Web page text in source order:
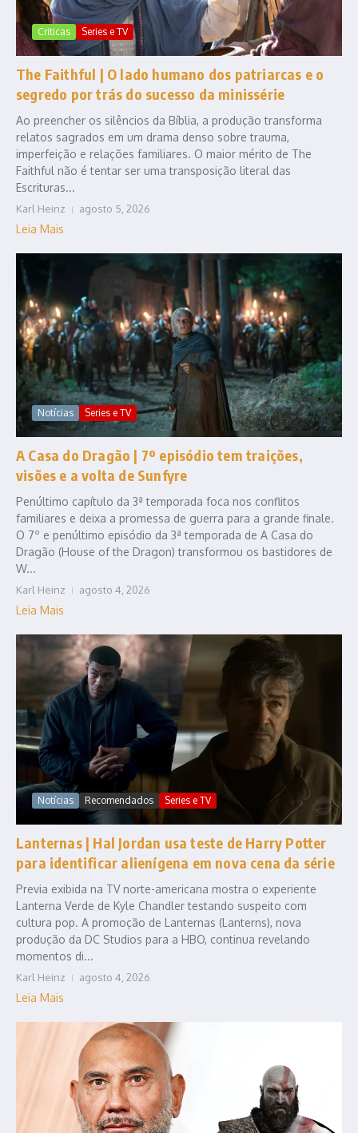
Criticas Series e TV
The Faithful | O lado humano dos patriarcas e o
segredo por trás do sucesso da minissérie
Ao preencher os silêncios da Bíblia, a produção transforma
relatos sagrados em um drama denso sobre trauma,
imperfeição e relações familiares. O maior mérito de The
Faithful não é tentar ser uma transposição literal das
Escrituras...
Karl Heinz agosto 5, 2026
Leia Mais
Notícias Series e TV
A Casa do Dragão | 7º episódio tem traições,
visões e a volta de Sunfyre
Penúltimo capítulo da 3ª temporada foca nos conflitos
familiares e deixa a promessa de guerra para a grande finale.
O 7º e penúltimo episódio da 3ª temporada de A Casa do
Dragão (House of the Dragon) transformou os bastidores de
W...
Karl Heinz agosto 4, 2026
Leia Mais
Notícias Recomendados Series e TV
Lanternas | Hal Jordan usa teste de Harry Potter
para identificar alienígena em nova cena da série
Previa exibida na TV norte-americana mostra o experiente
Lanterna Verde de Kyle Chandler testando suspeito com
cultura pop. A promoção de Lanternas (Lanterns), nova
produção da DC Studios para a HBO, continua revelando
momentos di...
Karl Heinz agosto 4, 2026
Leia Mais